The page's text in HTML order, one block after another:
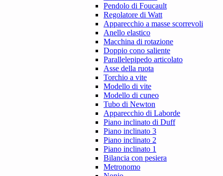
Pendolo di Foucault
Regolatore di Watt
Apparecchio a masse scorrevoli
Anello elastico
Macchina di rotazione
Doppio cono saliente
Parallelepipedo articolato
Asse della ruota
Torchio a vite
Modello di vite
Modello di cuneo
Tubo di Newton
Apparecchio di Laborde
Piano inclinato di Duff
Piano inclinato 3
Piano inclinato 2
Piano inclinato 1
Bilancia con pesiera
Metronomo